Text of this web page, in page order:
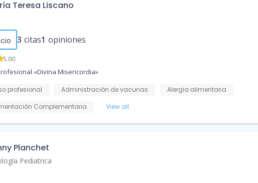
Teresa Liscano
3 citas1 opiniones
5.00
«Divina Misericordia»
profesional Administración de vacunas
Alergia alimentaria
Complementaria View all
Planchet
Pediatrica